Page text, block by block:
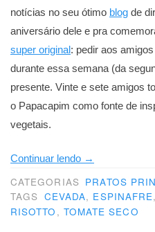
notícias no seu ótimo blog de
aniversário dele e pra
super original: pedir aos
durante essa semana (da
presente. Vinte e sete amigos
o Papacapim como fonte de
vegetais.
Continuar lendo “Um
risotto
pra
Lobo”
→
CATEGORIAS PRATOS
TAGS CEVADA, ESPINAFRE,
RISOTTO , TOMATE SECO